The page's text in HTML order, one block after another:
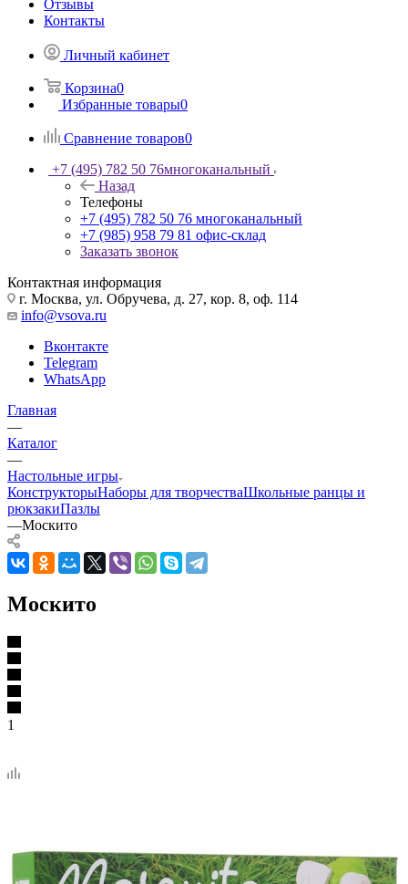
Отзывы
Контакты
Личный кабинет
Корзина0
Избранные товары0
Сравнение товаров0
+7 (495) 782 50 76многоканальный
Назад
Телефоны
+7 (495) 782 50 76 многоканальный
+7 (985) 958 79 81 офис-склад
Заказать звонок
Контактная информация
г. Москва, ул. Обручева, д. 27, кор. 8, оф. 114
info@vsova.ru
Вконтакте
Telegram
WhatsApp
Главная
—
Каталог
—
Настольные игры
КонструкторыНаборы для творчестваШкольные ранцы и
рюкзакиПазлы
—Москито
Москито
1